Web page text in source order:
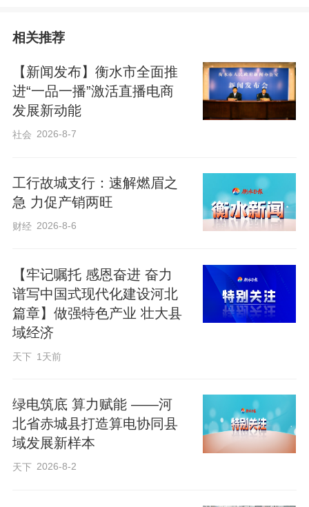
放款速度，切实减轻企业融资压力。
“我们不仅提供资金，还要当企业的‘金融管
家’。”该行负责人介绍，团队安排专人“一
对一”跟进企业需求，从贷款申请到资金使
线上提款，大幅提升效率。截至5月20日，
工行景县支行普惠贷款余额突破7亿元，惠
及近600家企业，覆盖全县主要特色产业。
作者：张凯、张猛
相关推荐
【新闻发布】衡水市全面推
进“一品一播”激活直播电商
发展新动能
社会 2026-8-7
工行故城支行：速解燃眉之
急 力促产销两旺
财经 2026-8-6
【牢记嘱托 感恩奋进 奋力
谱写中国式现代化建设河北
篇章】做强特色产业 壮大县
域经济
天下 1天前
绿电筑底 算力赋能 ——河
北省赤城县打造算电协同县
域发展新样本
天下 2026-8-2